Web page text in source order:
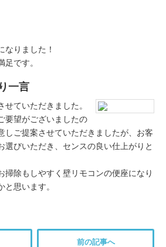
なりました！
です。
一言
ていただきました。
要望がございましたの
しご提案させていただきましたが、お客
選びいただき、センスの良い仕上がりと
掃除もしやすく壁リモコンの便座になり
と思います。
前の記事へ